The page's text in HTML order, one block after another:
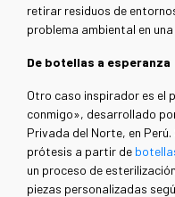
retirar residuos de
problema ambiental en
De botellas a esperanza
Otro caso inspirador es el
conmigo», desarrollado
Privada del Norte, en
prótesis a partir de
un proceso de
piezas personalizadas